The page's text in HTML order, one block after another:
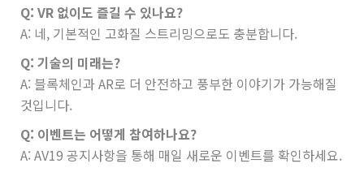
Q: VR 없이도 즐길 수 있나요?
A: 네, 기본적인 고화질 스트리밍으로도 충분합니다.
Q: 기술의 미래는?
A: 블록체인과 AR로 더 안전하고 풍부한 이야기가 가능해질
것입니다.
Q: 이벤트는 어떻게 참여하나요?
A: AV19 공지사항을 통해 매일 새로운 이벤트를 확인하세요.